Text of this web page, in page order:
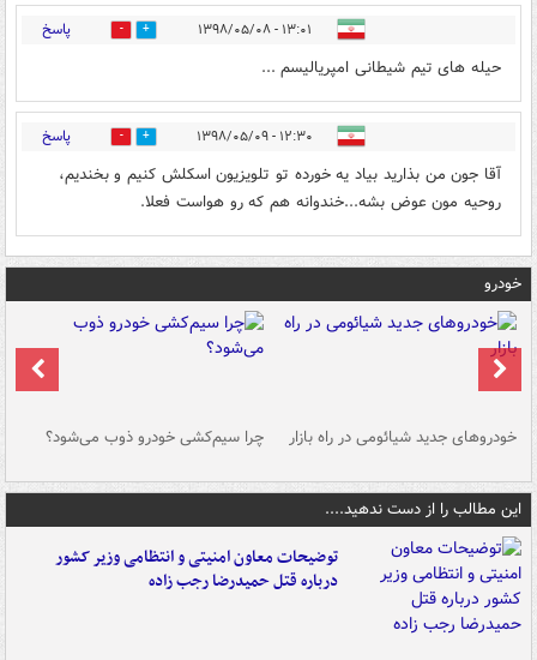
۱۳:۰۱ - ۱۳۹۸/۰۵/۰۸ 4 پاسخ
حیله های تیم شیطانی امپریالیسم ...
۱۲:۳۰ - ۱۳۹۸/۰۵/۰۹ 0 پاسخ
آقا جون من بذارید بیاد یه خورده تو تلویزیون اسکلش کنیم و بخندیم،
روحیه مون عوض بشه...خندوانه هم که رو هواست فعلا.
خودرو
خودروهای جدید شیائومی در راه بازار چرا سیم‌کشی خودرو ذوب می‌شود؟
این مطالب را از دست ندهید....
توضیحات معاون امنیتی و انتظامی وزیر کشور
درباره قتل حمیدرضا رجب زاده